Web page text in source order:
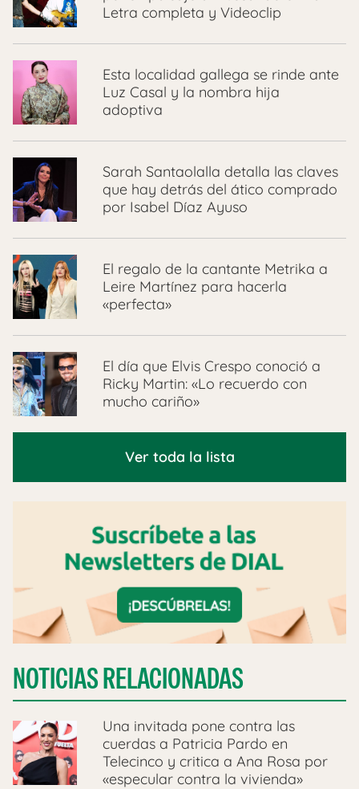
Letra completa y Videoclip
Esta localidad gallega se rinde ante
Luz Casal y la nombra hija
adoptiva
Sarah Santaolalla detalla las claves
que hay detrás del ático comprado
por Isabel Díaz Ayuso
El regalo de la cantante Metrika a
Leire Martínez para hacerla
«perfecta»
El día que Elvis Crespo conoció a
Ricky Martin: «Lo recuerdo con
mucho cariño»
Ver toda la lista
NOTICIAS RELACIONADAS
Una invitada pone contra las
cuerdas a Patricia Pardo en
Telecinco y critica a Ana Rosa por
«especular contra la vivienda»